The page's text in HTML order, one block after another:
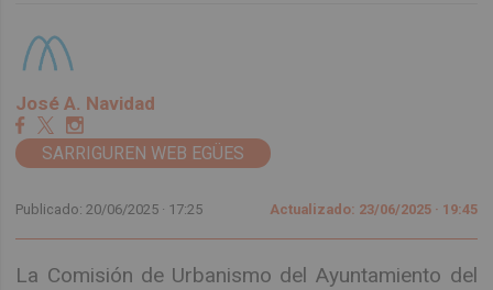
José A. Navidad
SARRIGUREN WEB EGÜES
Publicado: 20/06/2025 · 17:25 Actualizado: 23/06/2025 · 19:45
La Comisión de Urbanismo del Ayuntamiento del